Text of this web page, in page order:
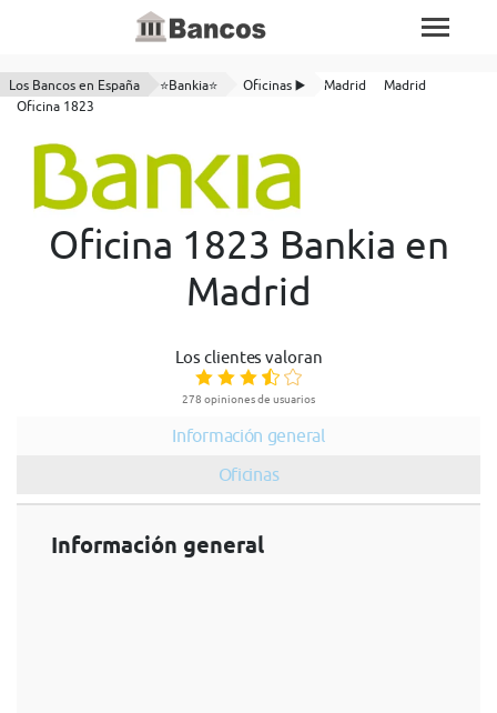
Los Bancos en España ⭐Bankia⭐ Oficinas ▶️ Madrid
Madrid
Oficina 1823
Oficina 1823 Bankia en
Madrid
Los clientes valoran
278 opiniones de usuarios
Información general
Oficinas
Información general